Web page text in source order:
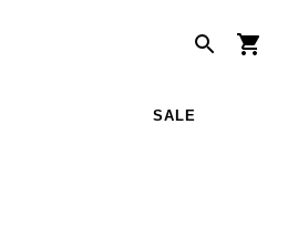
SALE